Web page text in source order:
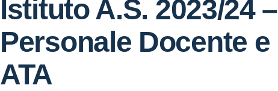
Istituto A.S. 2023/24 –
Personale Docente e
ATA